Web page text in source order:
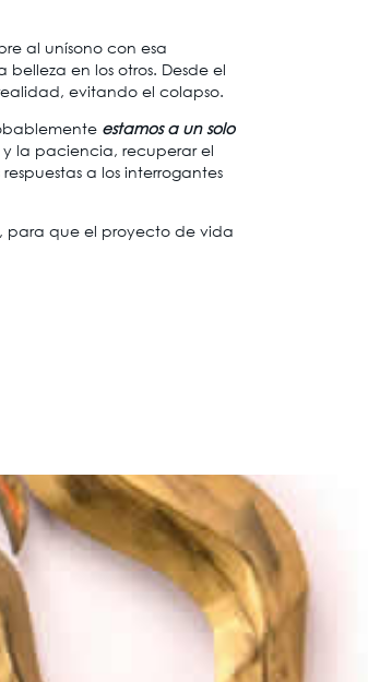
al unísono con esa
en los otros. Desde el
evitando el colapso.
estamos a un solo
y la paciencia, recuperar el
a los interrogantes
para que el proyecto de vida